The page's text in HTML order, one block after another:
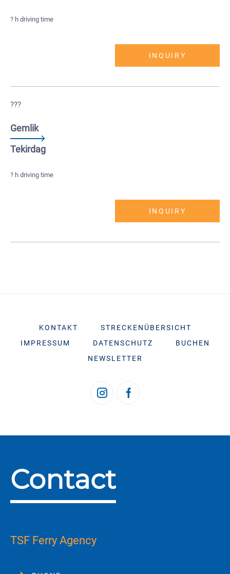
? h driving time
INQUIRY
???
Gemlik
Tekirdag
? h driving time
INQUIRY
KONTAKT
STRECKENÜBERSICHT
IMPRESSUM
DATENSCHUTZ
BUCHEN
NEWSLETTER
Contact
TSF Ferry Agency